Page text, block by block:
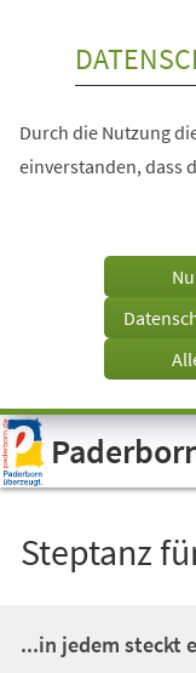
Visuelle
Assistenzsoftware
öffnen.
Durch die Nutzung
einverstanden, dass
Steptanz
...in jedem steckt